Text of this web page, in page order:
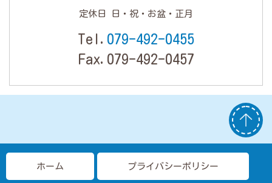
定休日 日・祝・お盆・正月
Tel. 079-492-0455
Fax.079-492-0457
ホーム プライバシーポリシー